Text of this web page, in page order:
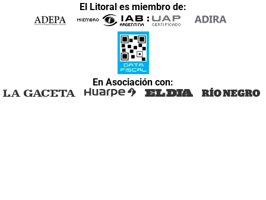
El Litoral es miembro de:
En Asociación con: